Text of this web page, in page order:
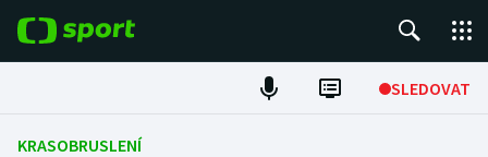
SLEDOVAT
Fotbal
KRASOBRUSLENÍ